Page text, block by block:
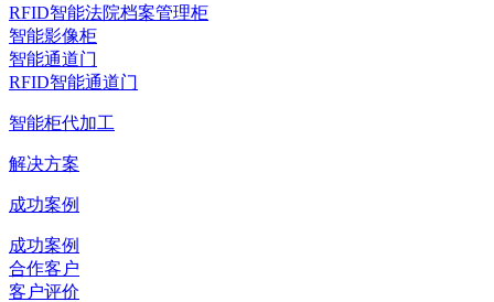
RFID智能法院档案管理柜
智能影像柜
智能通道门
RFID智能通道门
智能柜代加工
解决方案
成功案例
成功案例
合作客户
客户评价